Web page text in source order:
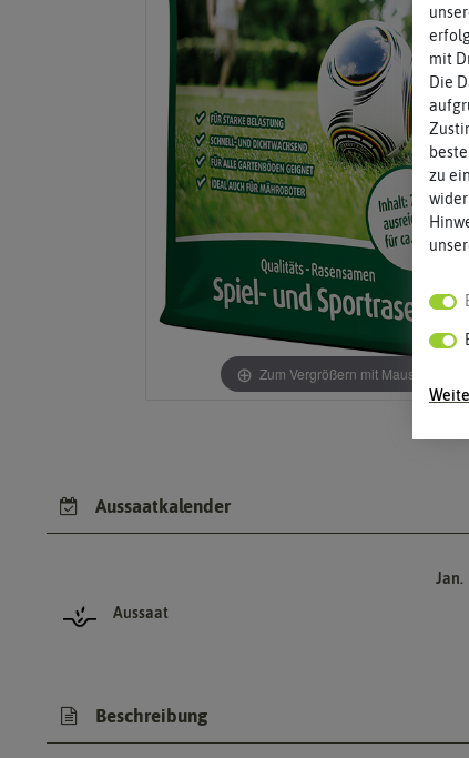
Zum Vergrößern mit Maus über das
Aussaatkalender
Aussaat
Jan.
Beschreibung
mit
Die
zu